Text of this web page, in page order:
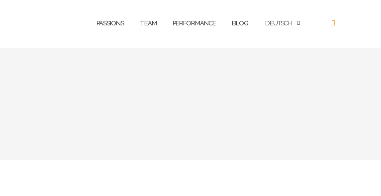
PASSIONS TEAM PERFORMANCE BLOG DEUTSCH